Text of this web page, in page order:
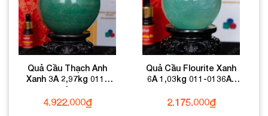
Quả Cầu Thạch Anh
Xanh 3A 2,97kg 011-
0933A-2,97
4.922.000₫
Quả Cầu Flourite Xanh
6A 1,03kg 011-0136A-
2.175.000₫